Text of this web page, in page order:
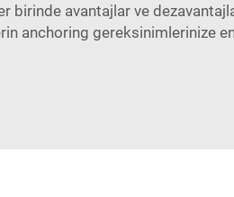
birinde avantajlar ve
anchoring gereksinimlerinize